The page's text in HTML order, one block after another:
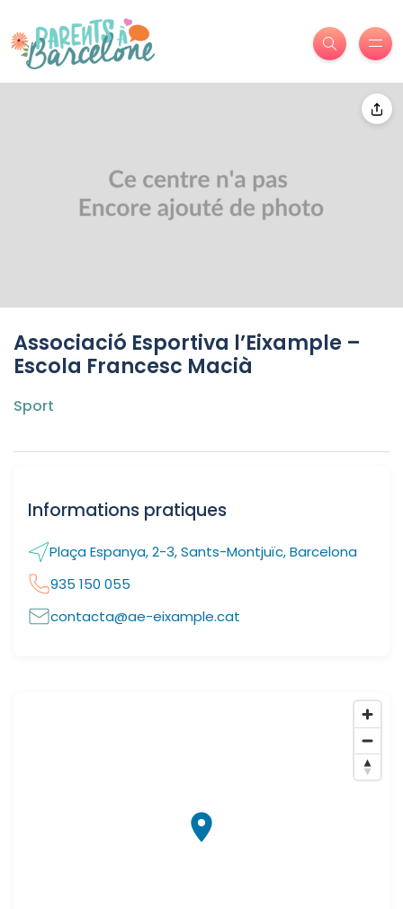
Associació Esportiva l’Eixample –
Escola Francesc Macià
Sport
Informations pratiques
Plaça Espanya, 2-3, Sants-Montjuïc, Barcelona
935 150 055
contacta@ae-eixample.cat